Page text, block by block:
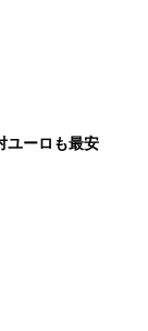
ユーロも最安